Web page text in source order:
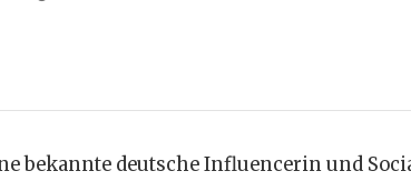
bekannte deutsche Influencerin und